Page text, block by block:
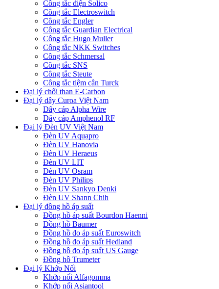
Công tắc điện Solico
Công tắc Electroswitch
Công tắc Engler
Công tắc Guardian Electrical
Công tắc Hugo Muller
Công tắc NKK Switches
Công tắc Schmersal
Công tắc SNS
Công tắc Steute
Công tắc tiệm cận Turck
Đại lý chổi than E-Carbon
Đại lý dây Curoa Việt Nam
Dây cáp Alpha Wire
Dây cáp Amphenol RF
Đại lý Đèn UV Việt Nam
Đèn UV Aquapro
Đèn UV Hanovia
Đèn UV Heraeus
Đèn UV LIT
Đèn UV Osram
Đèn UV Philips
Đèn UV Sankyo Denki
Đèn UV Shann Chih
Đại lý đồng hồ áp suất
Đồng hồ áp suất Bourdon Haenni
Đồng hồ Baumer
Đồng hồ đo áp suất Euroswitch
Đồng hồ đo áp suất Hedland
Đồng hồ đo áp suất US Gauge
Đồng hồ Trumeter
Đại lý Khớp Nối
Khớp nối Alfagomma
Khớp nối Asiantool